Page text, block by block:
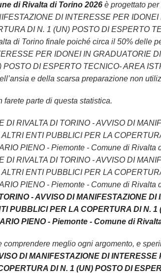
di Rivalta di Torino 2026è progettato per
DI INTERESSE PER
DI N. 1 (UN) POSTO DI ESPERTO
di Torino finale poiché circa il 50% delle
PER IDONEI IN GRADUATORIE
POSTO DI ESPERTO TECNICO- AREA
e della scarsa preparazione non
farete parte di questa statistica.
DI RIVALTA DI TORINO - AVVISO DI
ENTI PUBBLICI PER LA
PIENO - Piemonte - Comune di
DI RIVALTA DI TORINO - AVVISO DI
ENTI PUBBLICI PER LA
PIENO - Piemonte - Comune di
- AVVISO DI MANIFESTAZIONE
PUBBLICI PER LA COPERTURA DI N.
PIENO - Piemonte - Comune di
meglio ogni argomento, e
DI MANIFESTAZIONE DI
DI N. 1 (UN) POSTO DI